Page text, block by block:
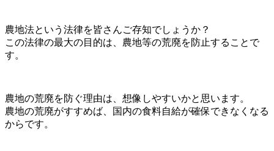
農地法という法律を皆さんご存知でしょうか？
この法律の最大の目的は、農地等の荒廃を防止することで
す。
農地の荒廃を防ぐ理由は、想像しやすいかと思います。
農地の荒廃がすすめば、国内の食料自給が確保できなくなる
からです。